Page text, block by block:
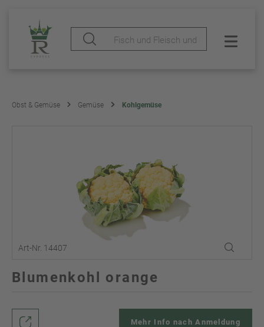
Obst & Gemüse Gemüse Kohlgemüse
Art-Nr. 14407
Blumenkohl orange
Mehr Info nach Anmeldung